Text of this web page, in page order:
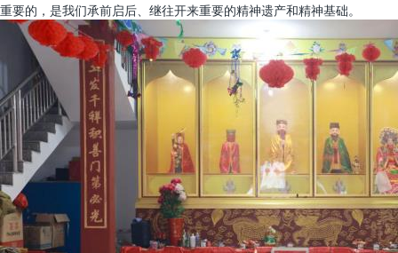
重要的，是我们承前启后、继往开来重要的精神遗产和精神基础。